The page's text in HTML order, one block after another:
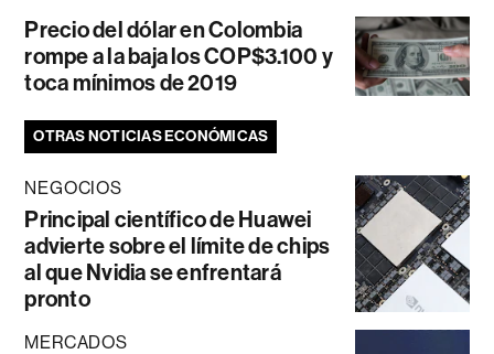
Precio del dólar en Colombia
rompe a la baja los COP$3.100 y
toca mínimos de 2019
OTRAS NOTICIAS ECONÓMICAS
NEGOCIOS
Principal científico de Huawei
advierte sobre el límite de chips
al que Nvidia se enfrentará
pronto
MERCADOS